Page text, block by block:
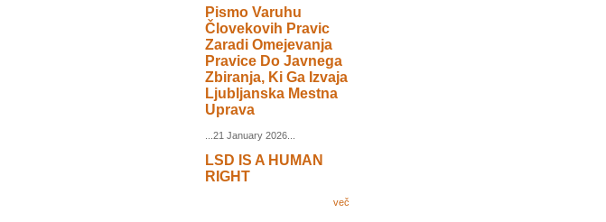
Pismo Varuhu
Človekovih Pravic
Zaradi Omejevanja
Pravice Do Javnega
Zbiranja, Ki Ga Izvaja
Ljubljanska Mestna
Uprava
...21 January 2026...
LSD IS A HUMAN
RIGHT
več